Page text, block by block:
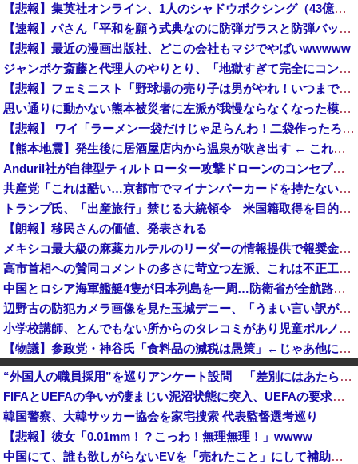
【悲報】集英社オンライン、1人のシャドウボクシング（43億注文）によって長期間業務を妨害され続けていた模様・・・
【速報】パさん「平和を願う式典なのに防弾ガラスと防弾バッグSP」安倍元首相の悲劇や石破前首相も同環境だったことは忘れる
【悲報】最近の漫画出版社、どこの会社もマジでやばいwwwww
ジャンポケ斎藤と代理人のやりとり、「地獄すぎて完全にコントになってる……」と衝撃を受ける人が続出中
【悲報】フェミニスト「野球場の売り子は男がやれ！いつまで女性を奴隷扱いする気だ」
思い通りに動かない熊本被災者に左派が我慢ならなくなった模様、避難所で苦しむ被災者に対して……
【悲報】 ワイ「ラーメン一袋だけじゃ足らんわ！二袋作ったろ！」→結果ｗｗｗ
【熊本地震】発生後に居酒屋店内から温泉が吹き出す ← これ前触れじゃね？
Anduril社が自律型ティルトローター攻撃ドローンのコンセプトで衝撃を与える！
共産党「これは酷い…京都市でマイナンバーカードを持たない29万人がポイント給付事業から排除された」
トランプ氏、「出産旅行」禁じる大統領令 米国籍取得を目的とした中国人らの渡米を問題視
【朗報】移民さんの価値、発表される
メキシコ最大級の麻薬カルテルのリーダーの情報提供で報奨金約39億円！
高市首相への賛同コメントの多さに苛立つ左派、これは不正工作に違いない！と確信してしまった結果……
中国とロシア海軍艦艇4隻が日本列島を一周…防衛省が全航路を公開！
辺野古の防犯カメラ画像を見た玉城デニー、「うまい言い訳が思いつかなかったからそれかよ」と有権者を呆れさせるコメントを……
小学校講師、とんでもない所からのタレコミがあり児童ポルノ禁止法違反で逮捕
【物議】参政党・神谷氏「食料品の減税は愚策」←じゃあ他にどんな経済対策があるんだよ？
歴代最多得票記録でトップ当選の河合ゆうすけ市議、埼玉知事選（来年８月）に立候補表明！「埼玉県の外国人問題を解決するには、知事選で保守の政治家が立...
【衝撃】若者達「株取引をゲーム感覚にしたろ！」→結果
平和活動家がいなくなると平和 [8/7]
“外国人の職員採用”を巡りアンケート設問 「差別にはあたらない」として公表する方針を決定 三重県
FIFAとUEFAの争いが凄まじい泥沼状態に突入、UEFAの要求を呑んだFIFAだったがUEFA側は強硬姿勢を崩さず……
韓国警察、大韓サッカー協会を家宅捜索 代表監督選考巡り
【悲報】彼女「0.01mm！？こっわ！無理無理！」wwww
中国にて、誰も欲しがらないEVを「売れたこと」にして補助金を騙し取る事案が横行。販売実績水増し [8/7]